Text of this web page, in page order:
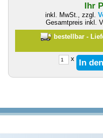
Ihr
inkl. MwSt., zzgl.
Gesamtpreis inkl.
bestellbar -
x